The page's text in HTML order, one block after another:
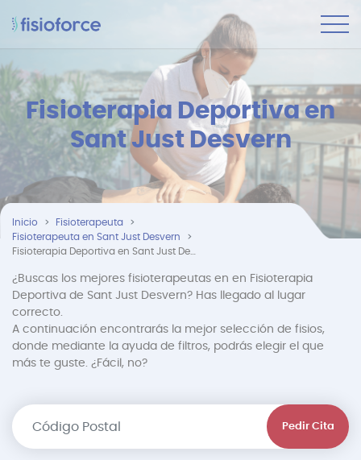
Fisioterapia Deportiva en
Sant Just Desvern
Inicio
Fisioterapeuta
Fisioterapeuta en Sant Just Desvern
¿Buscas los mejores fisioterapeutas en en Fisioterapia
Deportiva de Sant Just Desvern? Has llegado al lugar
correcto.
A continuación encontrarás la mejor selección de fisios,
donde mediante la ayuda de filtros, podrás elegir el que
más te guste. ¿Fácil, no?
Pedir Cita